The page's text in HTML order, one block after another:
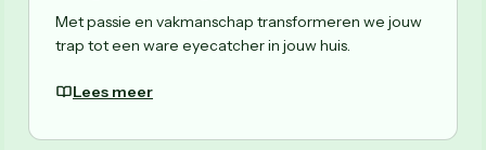
Met passie en vakmanschap transformeren we jouw
trap tot een ware eyecatcher in jouw huis.
Lees meer